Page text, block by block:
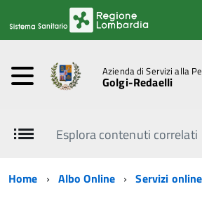
Azienda di Servizi alla
Golgi-Redaelli
Esplora contenuti correlati
Home Albo Online Servizi online